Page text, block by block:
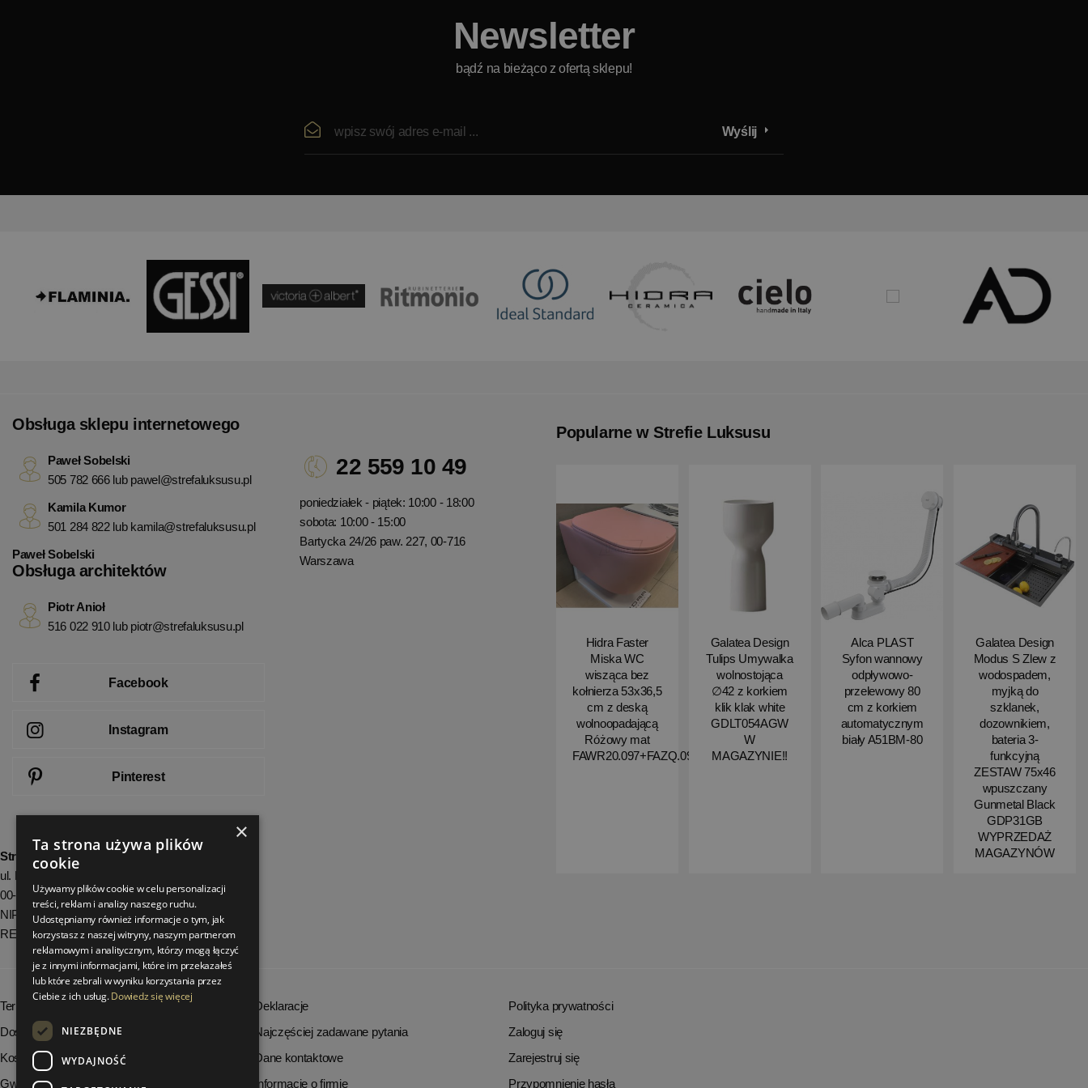
Newsletter
bądź na bieżąco z ofertą sklepu!
Wyślij
Popularne w Strefie Luksusu
Hidra Faster
Miska WC
wisząca bez
kołnierza 53x36,5
cm z deską
wolnoopadającą
Różowy mat
FAWR20.097+FAZQ.097
Galatea Design
Tulips Umywalka
wolnostojąca
∅42 z korkiem
klik klak white
GDLT054AGW
W
MAGAZYNIE!!
Alca PLAST
Syfon wannowy
odpływowo-
przelewowy 80
cm z korkiem
automatycznym
biały A51BM-80
Galatea Design
Modus S Zlew z
wodospadem,
myjką do
szklanek,
dozownikiem,
bateria 3-
funkcyjną
ZESTAW 75x46
wpuszczany
Gunmetal Black
GDP31GB
WYPRZEDAŻ
MAGAZYNÓW
22 559 10 49
poniedziałek - piątek: 10:00 - 18:00
sobota: 10:00 - 15:00
Bartycka 24/26 paw. 227, 00-716
Warszawa
Obsługa sklepu internetowego
Paweł Sobelski
505 782 666 lub pawel@strefaluksusu.pl
Kamila Kumor
501 284 822 lub kamila@strefaluksusu.pl
Paweł Sobelski
Obsługa architektów
Piotr Anioł
516 022 910 lub piotr@strefaluksusu.pl
Facebook
Instagram
Pinterest
StrefaLuksusu.pl
ul. Bartycka 24/26 Pawilon 227
00-716 Warszawa
NIP: 8251972213
REGON: 06035139
Terminy realizacji zamówień
Dostępność produktów
Koszty dostawy
Gwarancja i serwis
Deklaracje
Najczęściej zadawane pytania
Dane kontaktowe
Informacje o firmie
Polityka prywatności
Zaloguj się
Zarejestruj się
Przypomnienie hasła
×
Ta strona używa plików
cookie
Używamy plików cookie w celu personalizacji
treści, reklam i analizy naszego ruchu.
Udostępniamy również informacje o tym, jak
korzystasz z naszej witryny, naszym partnerom
reklamowym i analitycznym, którzy mogą łączyć
je z innymi informacjami, które im przekazałeś
lub które zebrali w wyniku korzystania przez
Ciebie z ich usług.Dowiedz się więcej
NIEZBĘDNE
WYDAJNOŚĆ